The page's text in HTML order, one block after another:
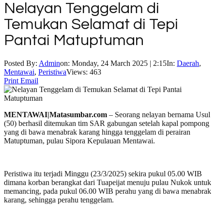
Nelayan Tenggelam di
Temukan Selamat di Tepi
Pantai Matuptuman
Posted By: Adminon: Monday, 24 March 2025 | 2:15In: Daerah,
Mentawai, PeristiwaViews: 463
Print Email
MENTAWAI|Matasumbar.com – Seorang nelayan bernama Usul
(50) berhasil ditemukan tim SAR gabungan setelah kapal pompong
yang di bawa menabrak karang hingga tenggelam di perairan
Matuptuman, pulau Sipora Kepulauan Mentawai.
Peristiwa itu terjadi Minggu (23/3/2025) sekira pukul 05.00 WIB
dimana korban berangkat dari Tuapeijat menuju pulau Nukok untuk
memancing, pada pukul 06.00 WIB perahu yang di bawa menabrak
karang, sehingga perahu tenggelam.